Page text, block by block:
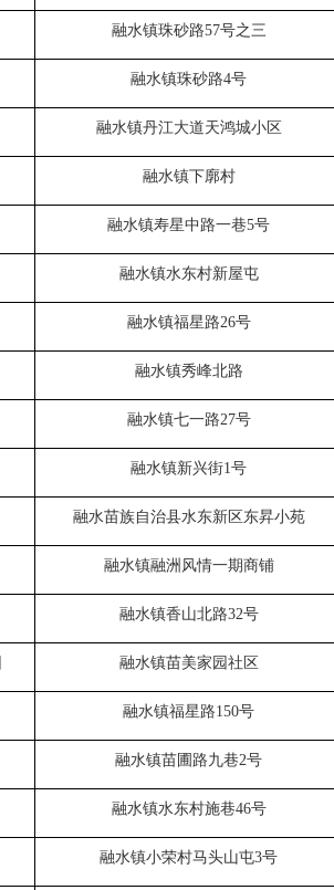
融水镇珠砂路57号之三
融水镇珠砂路4号
融水镇丹江大道天鸿城小区
融水镇下廓村
融水镇寿星中路一巷5号
融水镇水东村新屋屯
融水镇福星路26号
融水镇秀峰北路
融水镇七一路27号
融水镇新兴街1号
融水苗族自治县水东新区东昇小苑
融水镇融洲风情一期商铺
融水镇香山北路32号
融水镇苗美家园社区
融水镇福星路150号
融水镇苗圃路九巷2号
融水镇水东村施巷46号
融水镇小荣村马头山屯3号